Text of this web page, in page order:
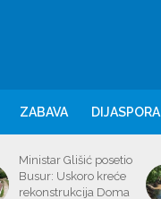
ZABAVA DIJASPORA
Ministar Glišić posetio
Busur: Uskoro kreće
rekonstrukcija Doma